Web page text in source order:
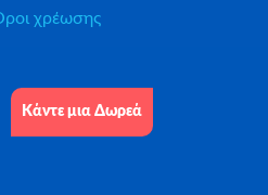
χρέωσης
Κάντε μια Δωρεά